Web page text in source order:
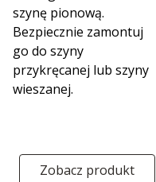
szynę pionową.
Bezpiecznie zamontuj
go do szyny
przykręcanej lub szyny
wieszanej.
Zobacz produkt